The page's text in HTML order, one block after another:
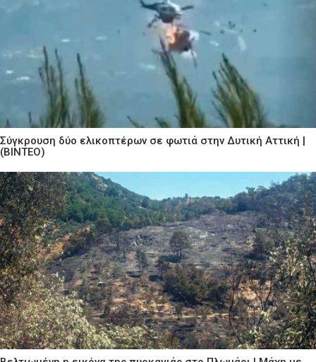
Σύγκρουση δύο ελικοπτέρων σε φωτιά στην Δυτική Αττική |
(ΒΙΝΤΕΟ)